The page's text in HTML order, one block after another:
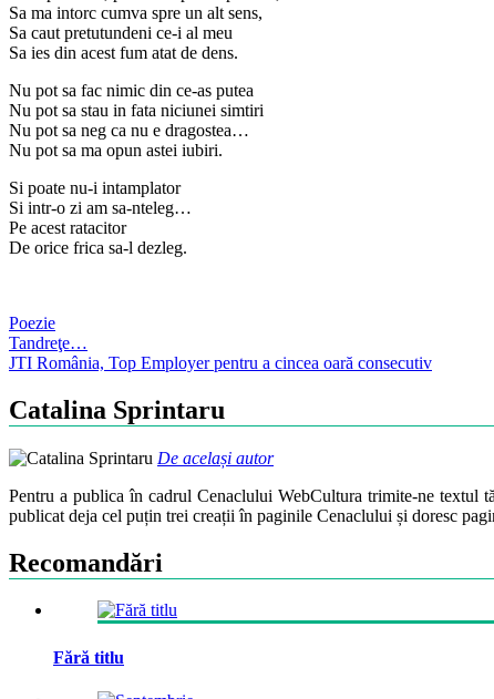
Sa ma intorc cumva spre un alt sens,
Sa caut pretutundeni ce-i al meu
Sa ies din acest fum atat de dens.
Nu pot sa fac nimic din ce-as putea
Nu pot sa stau in fata niciunei simtiri
Nu pot sa neg ca nu e dragostea…
Nu pot sa ma opun astei iubiri.
Si poate nu-i intamplator
Si intr-o zi am sa-nteleg…
Pe acest ratacitor
De orice frica sa-l dezleg.
Poezie
Post
navigation
Tandreţe…
JTI România, Top Employer pentru a cincea oară consecutiv
Catalina Sprintaru
De același autor
Pentru a publica în cadrul Cenaclului WebCultura trimite-ne textul
publicat deja cel puțin trei creații în paginile Cenaclului și doresc
Recomandări
Fără titlu